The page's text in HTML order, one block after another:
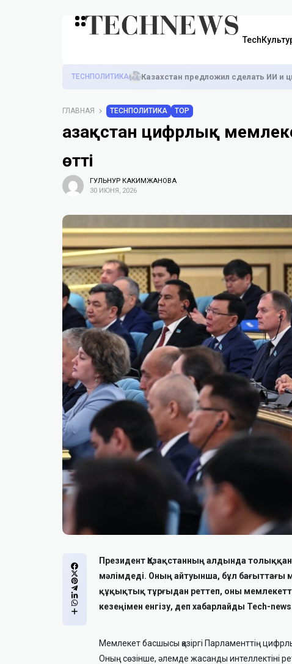
TECHПОЛИТИКА Казахстан предложил сделать ИИ и
ГЛАВНАЯ TECHПОЛИТИКА TOP
Қазақстан цифрлық
өтті
ГУЛЬНУР КАКИМЖАНОВА
30 ИЮНЯ, 2026
Президент Қазақстанның алдында
мәлімдеді. Оның айтуынша, бұл бағыттағы
құқықтық тұрғыдан реттеп, оны
кезеңімен енгізу, деп хабарлайды Tech-
Мемлекет басшысы қазіргі Парламенттің
Оның сөзінше, әлемде жасанды интеллектіні